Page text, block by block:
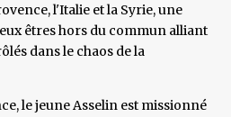
l'Italie et la Syrie, une
êtres hors du commun alliant
dans le chaos de la
le jeune Asselin est missionné